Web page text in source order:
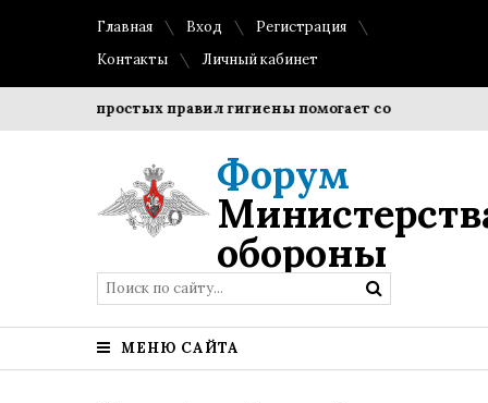
Главная Вход
Регистрация
Контакты
Личный кабинет
простых правил гигиены помогает сохранить
Форум
обороны
МЕНЮ САЙТА